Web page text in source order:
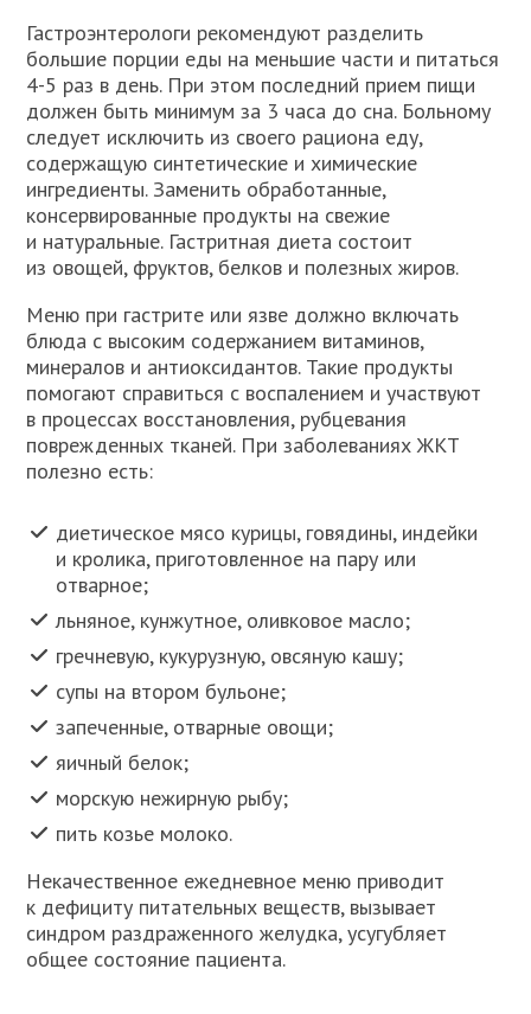
Гастроэнтерологи рекомендуют разделить
большие порции еды на меньшие части и питаться
4-5 раз в день. При этом последний прием пищи
должен быть минимум за 3 часа до сна. Больному
следует исключить из своего рациона еду,
содержащую синтетические и химические
ингредиенты. Заменить обработанные,
консервированные продукты на свежие
и натуральные. Гастритная диета состоит
из овощей, фруктов, белков и полезных жиров.
Меню при гастрите или язве должно включать
блюда с высоким содержанием витаминов,
минералов и антиоксидантов. Такие продукты
помогают справиться с воспалением и участвуют
в процессах восстановления, рубцевания
поврежденных тканей. При заболеваниях ЖКТ
полезно есть:
диетическое мясо курицы, говядины, индейки
и кролика, приготовленное на пару или
отварное;
льняное, кунжутное, оливковое масло;
гречневую, кукурузную, овсяную кашу;
супы на втором бульоне;
запеченные, отварные овощи;
яичный белок;
морскую нежирную рыбу;
пить козье молоко.
Некачественное ежедневное меню приводит
к дефициту питательных веществ, вызывает
синдром раздраженного желудка, усугубляет
общее состояние пациента.